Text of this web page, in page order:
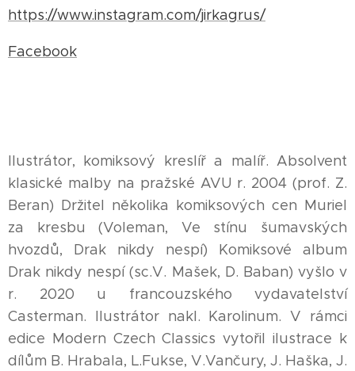
https://www.instagram.com/jirkagrus/
Facebook
Ilustrátor, komiksový kreslíř a malíř. Absolvent
klasické malby na pražské AVU r. 2004 (prof. Z.
Beran) Držitel několika komiksových cen Muriel
za kresbu (Voleman, Ve stínu šumavských
hvozdů, Drak nikdy nespí) Komiksové album
Drak nikdy nespí (sc.V. Mašek, D. Baban) vyšlo v
r. 2020 u francouzského vydavatelství
Casterman. Ilustrátor nakl. Karolinum. V rámci
edice Modern Czech Classics vytořil ilustrace k
dílům B. Hrabala, L.Fukse, V.Vančury, J. Haška, J.